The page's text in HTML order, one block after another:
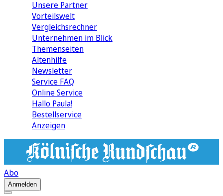
Unsere Partner
Vorteilswelt
Vergleichsrechner
Unternehmen im Blick
Themenseiten
Altenhilfe
Newsletter
Service FAQ
Online Service
Hallo Paula!
Bestellservice
Anzeigen
Abo
Anmelden